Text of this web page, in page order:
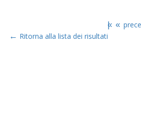
|« «
← Ritorna alla lista dei risultati